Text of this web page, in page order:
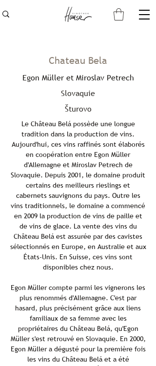
Chateau Bela
Egon Müller et Miroslav Petrech
Slovaquie
Šturovo
Le Château Belá possède une longue
tradition dans la production de vins.
Aujourd'hui, ces vins raffinés sont élaborés
en coopération entre Egon Müller
d'Allemagne et Miroslav Petrech de
Slovaquie. Depuis 2001, le domaine produit
certains des meilleurs rieslings et
cabernets sauvignons du pays. Outre les
vins traditionnels, le domaine a commencé
en 2009 la production de vins de paille et
de vins de glace. La vente des vins du
Château Belá est assurée par des cavistes
sélectionnés en Europe, en Australie et aux
États-Unis. En Suisse, ces vins sont
disponibles chez nous.
Egon Müller compte parmi les vignerons les
plus renommés d'Allemagne. C'est par
hasard, plus précisément grâce aux liens
familiaux de sa femme avec les
propriétaires du Château Belá, qu'Egon
Müller s'est retrouvé en Slovaquie. En 2000,
Egon Müller a dégusté pour la première fois
les vins du Château Belá et a été